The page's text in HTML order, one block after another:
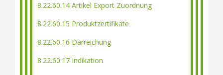
8.22.60.14 Artikel Export Zuordnung
8.22.60.15 Produktzertifikate
8.22.60.16 Darreichung
8.22.60.17 Indikation